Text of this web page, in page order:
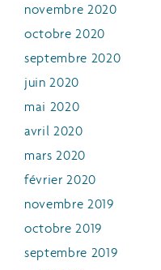
novembre 2020
octobre 2020
septembre 2020
juin 2020
mai 2020
avril 2020
mars 2020
février 2020
novembre 2019
octobre 2019
septembre 2019